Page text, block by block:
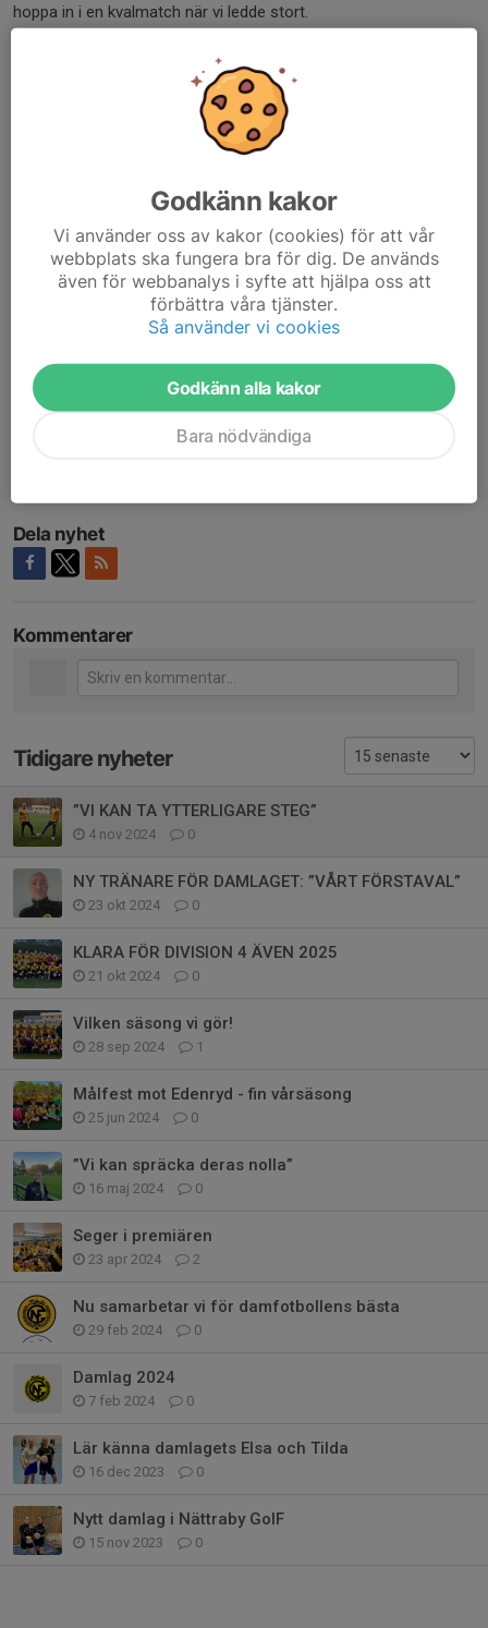
hoppa in i en kvalmatch när vi ledde stort.
Anders: Derbysegern borta mot Karlskrona FF i div 1 2018. Vi
vann med 1-0 och vi gjorde en fulländad taktisk insats.
⚽️ Beskriv din fotbollsfilosofi med tre ord.
Henrik: Snabb, rörlig och effektiv.
Anders: Passningsorienterad, utvecklande och glädjefylld.
⚽️ Varför ska NGoIF-supportrarna ta sig till IP och kolla på era
matcher kommande säsong?
Henrik: För att vi kommer att bjuda på en fantastiskt
underhållande fotboll med mycket delikatesser.
Anders: För att vi kommer sträva efter att spela en positiv
Dela nyhet
Kommentarer
Tidigare nyheter
”VI KAN TA YTTERLIGARE STEG”
4 nov 2024 0
NY TRÄNARE FÖR DAMLAGET: ”VÅRT FÖRSTAVAL”
23 okt 2024 0
KLARA FÖR DIVISION 4 ÄVEN 2025
21 okt 2024 0
Vilken säsong vi gör!
28 sep 2024 1
Målfest mot Edenryd - fin vårsäsong
25 jun 2024 0
”Vi kan spräcka deras nolla”
16 maj 2024 0
Seger i premiären
23 apr 2024 2
Nu samarbetar vi för damfotbollens bästa
29 feb 2024 0
Damlag 2024
7 feb 2024 0
Lär känna damlagets Elsa och Tilda
16 dec 2023 0
Nytt damlag i Nättraby GoIF
15 nov 2023 0
Godkänn kakor
Vi använder oss av kakor (cookies) för att vår
webbplats ska fungera bra för dig. De används
även för webbanalys i syfte att hjälpa oss att
förbättra våra tjänster.
Så använder vi cookies
Godkänn alla kakor
Bara nödvändiga